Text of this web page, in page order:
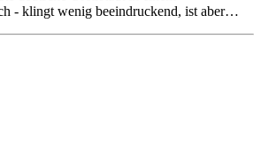
- klingt wenig beeindruckend, ist aber…